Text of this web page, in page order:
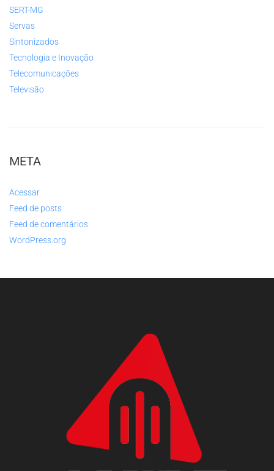
SERT-MG
Servas
Sintonizados
Tecnologia e Inovação
Telecomunicações
Televisão
META
Acessar
Feed de posts
Feed de comentários
WordPress.org